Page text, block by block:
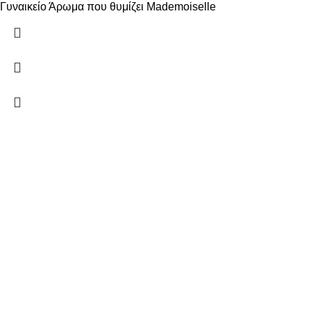
Γυναικείο Άρωμα που θυμίζει Mademoiselle